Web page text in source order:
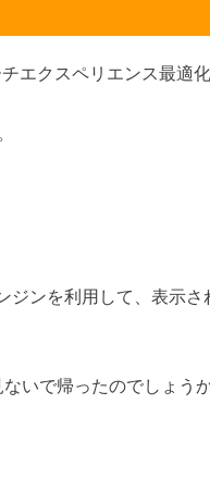
エクスペリエンス最適化
ンを利用して、表示さ
いで帰ったのでしょう